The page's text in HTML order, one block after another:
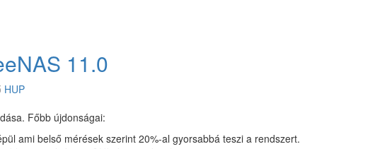
11.0
HUP
Főbb újdonságai:
ami belső mérések szerint 20%-al gyorsabbá teszi a rendszert.